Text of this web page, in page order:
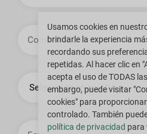
CompañíaUsamos cookies en
brindarle la experiencia
recordando sus
repetidas. Al hacer clic en
acepta el uso de TODAS
embargo, puede visitar
cookies" para
controlado. También
política de privacidad para